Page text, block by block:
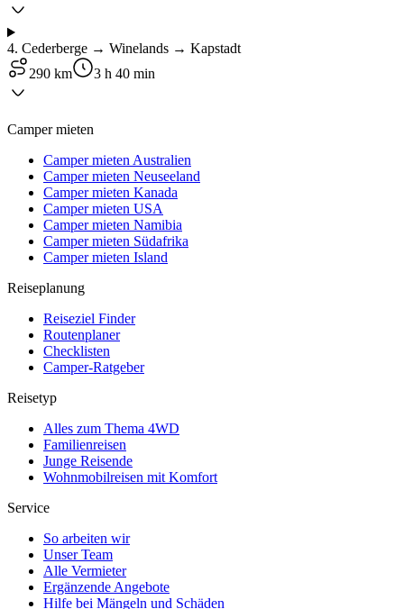
4. Cederberge → Winelands → Kapstadt
290 km
3 h 40 min
Camper mieten
Camper mieten Australien
Camper mieten Neuseeland
Camper mieten Kanada
Camper mieten USA
Camper mieten Namibia
Camper mieten Südafrika
Camper mieten Island
Reiseplanung
Reiseziel Finder
Routenplaner
Checklisten
Camper-Ratgeber
Reisetyp
Alles zum Thema 4WD
Familienreisen
Junge Reisende
Wohnmobilreisen mit Komfort
Service
So arbeiten wir
Unser Team
Alle Vermieter
Ergänzende Angebote
Hilfe bei Mängeln und Schäden